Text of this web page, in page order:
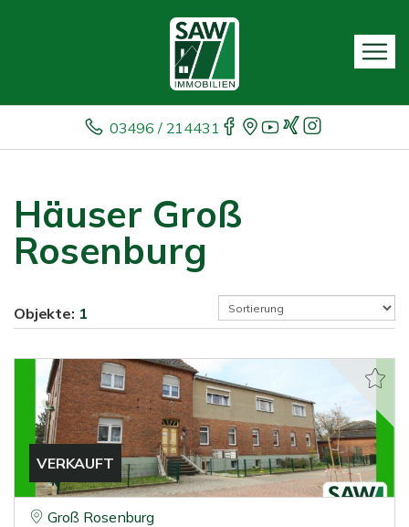
03496 / 214431
Häuser Groß
Rosenburg
Objekte: 1
VERKAUFT
Groß Rosenburg